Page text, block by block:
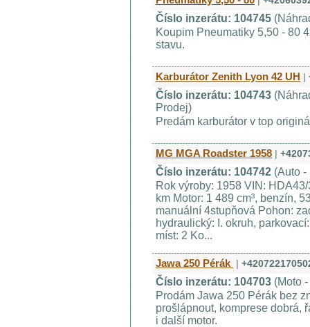
Číslo inzerátu: 104745
Koupim Pneumatiky 5,50 - 80
stavu.
Karburátor Zenith Lyon 42 UH |
Číslo inzerátu: 104743
Prodej)
Predám karburátor v top
MG MGA Roadster 1958 |
Číslo inzerátu: 104742 (Auto -
Rok výroby: 1958 VIN:
km Motor: 1 489 cm³, benzín,
manuální 4stupňová Pohon:
hydraulický: I. okruh,
míst: 2 Ko...
Jawa 250 Pérák |
Číslo inzerátu: 104703 (Moto
Prodám Jawa 250 Pérák bez
prošlápnout, komprese dobrá,
i další motor.